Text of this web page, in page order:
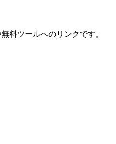
料ツールへのリンクです。